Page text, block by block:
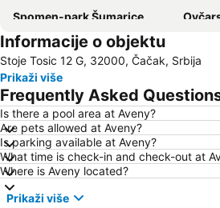
Spomen-park Šumarice
Dragačevski sabor - Guča
Jelova gora
Etno
Ravna Gora
Gradski stadion Čika Dača
Informacije o objektu
Stoje Tosic 12 G, 32000, Čačak, Srbija
Prikaži više
Frequently Asked
Is there a pool area at Aveny?
Are pets allowed at Aveny?
Is parking available at Aveny?
What time is check-in and check-out at
Where is Aveny located?
Prikaži više